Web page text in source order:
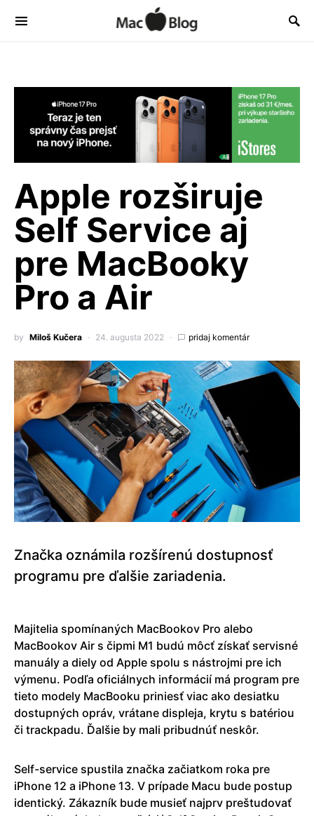
Apple rozširuje
Self Service aj
pre MacBooky
Pro a Air
by Miloš Kučera 24. augusta 2022 pridaj komentár
Značka oznámila rozšírenú dostupnosť
programu pre ďalšie zariadenia.
Majitelia spomínaných MacBookov Pro alebo
MacBookov Air s čipmi M1 budú môcť získať servisné
manuály a diely od Apple spolu s nástrojmi pre ich
výmenu. Podľa oficiálnych informácií má program pre
tieto modely MacBooku priniesť viac ako desiatku
dostupných opráv, vrátane displeja, krytu s batériou
či trackpadu. Ďalšie by mali pribudnúť neskôr.
Self-service spustila značka začiatkom roka pre
iPhone 12 a iPhone 13. V prípade Macu bude postup
identický. Zákazník bude musieť najprv preštudovať